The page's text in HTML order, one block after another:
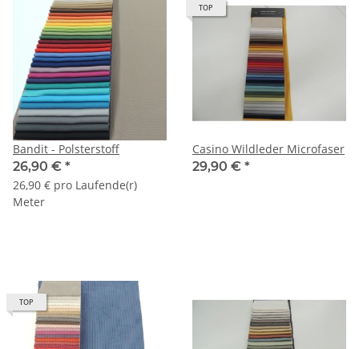
Bandit - Polsterstoff
26,90 € *
26,90 € pro Laufende(r)
Meter
TOP
Casino Wildleder Microfaser
29,90 € *
TOP